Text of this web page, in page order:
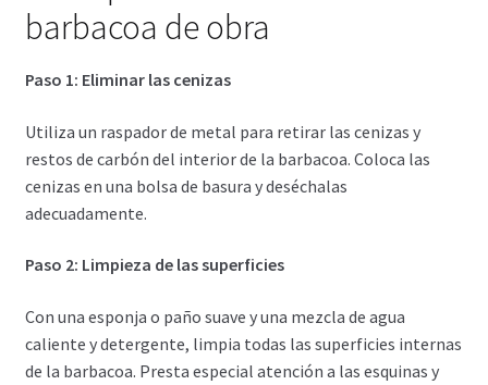
barbacoa de obra
Paso 1: Eliminar las cenizas
Utiliza un raspador de metal para retirar las cenizas y
restos de carbón del interior de la barbacoa. Coloca las
cenizas en una bolsa de basura y deséchalas
adecuadamente.
Paso 2: Limpieza de las superficies
Con una esponja o paño suave y una mezcla de agua
caliente y detergente, limpia todas las superficies internas
de la barbacoa. Presta especial atención a las esquinas y